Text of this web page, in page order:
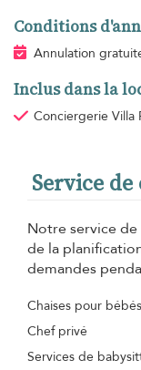
Conditions
Annulation
Inclus dans la
Conciergerie Villa
Service
Notre service
de la
demandes
Chaises pour
Chef privé
Services de